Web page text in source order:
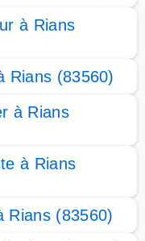
à Rians
Rians (83560)
à Rians
à Rians
Rians (83560)